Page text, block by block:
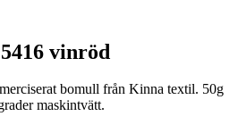
vinröd
bomull från Kinna textil. 50g
maskintvätt.